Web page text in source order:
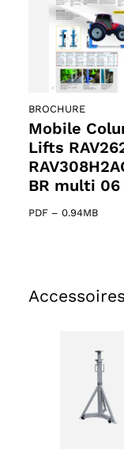
BROCHURE
Mobile
Lifts
BR multi 06
PDF – 0.94MB
Accessoires